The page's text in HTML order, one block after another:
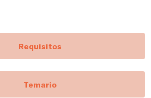
Requisitos
Temario